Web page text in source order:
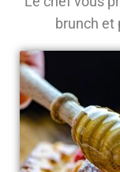
brunch et